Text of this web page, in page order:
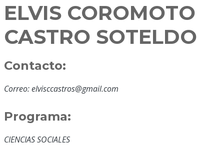
ELVIS COROMOTO
CASTRO SOTELDO
Contacto:
Correo: elvisccastros@gmail.com
Programa:
CIENCIAS SOCIALES